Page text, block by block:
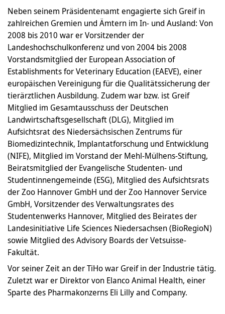
Neben seinem Präsidentenamt engagierte sich Greif in
zahlreichen Gremien und Ämtern im In- und Ausland: Von
2008 bis 2010 war er Vorsitzender der
Landeshochschulkonferenz und von 2004 bis 2008
Vorstandsmitglied der European Association of
Establishments for Veterinary Education (EAEVE), einer
europäischen Vereinigung für die Qualitätssicherung der
tierärztlichen Ausbildung. Zudem war bzw. ist Greif
Mitglied im Gesamtausschuss der Deutschen
Landwirtschaftsgesellschaft (DLG), Mitglied im
Aufsichtsrat des Niedersächsischen Zentrums für
Biomedizintechnik, Implantatforschung und Entwicklung
(NIFE), Mitglied im Vorstand der Mehl-Mülhens-Stiftung,
Beiratsmitglied der Evangelische Studenten- und
Studentinnengemeinde (ESG), Mitglied des Aufsichtsrats
der Zoo Hannover GmbH und der Zoo Hannover Service
GmbH, Vorsitzender des Verwaltungsrates des
Studentenwerks Hannover, Mitglied des Beirates der
Landesinitiative Life Sciences Niedersachsen (BioRegioN)
sowie Mitglied des Advisory Boards der Vetsuisse-
Fakultät.
Vor seiner Zeit an der TiHo war Greif in der Industrie tätig.
Zuletzt war er Direktor von Elanco Animal Health, einer
Sparte des Pharmakonzerns Eli Lilly and Company.